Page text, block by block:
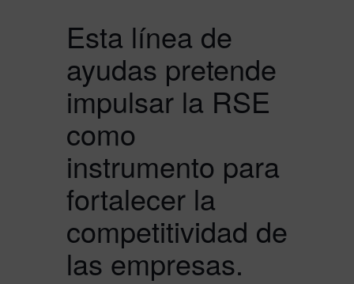
Esta línea de
ayudas pretende
impulsar la RSE
como
instrumento para
fortalecer la
competitividad de
las empresas.